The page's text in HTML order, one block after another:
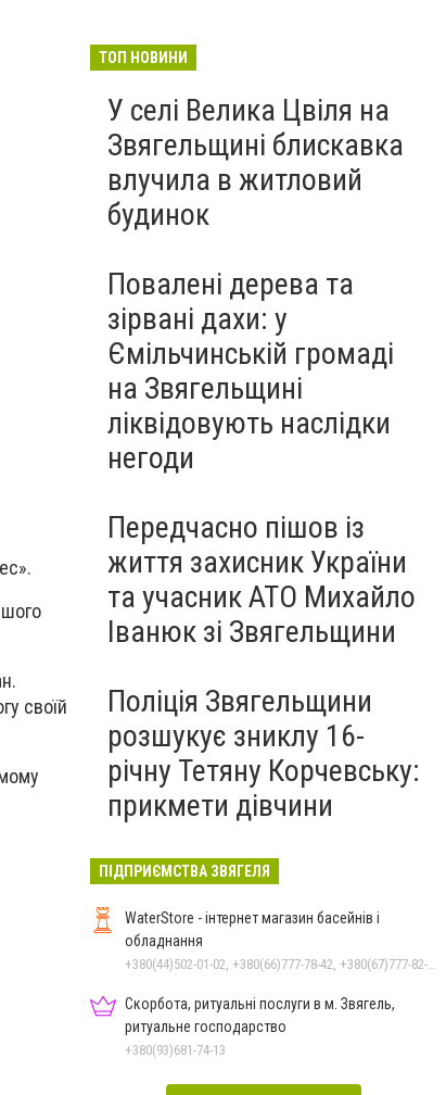
.
своїй
майбутніх водійок автобусів
ТОП НОВИНИ
У селі Велика Цвіля на
Звягельщині блискавка
влучила в житловий
будинок
Повалені дерева та
зірвані дахи: у
Ємільчинській громаді
на Звягельщині
ліквідовують наслідки
негоди
Передчасно пішов із
життя захисник України
та учасник АТО Михайло
Іванюк зі Звягельщини
Поліція Звягельщини
розшукує зниклу 16-
річну Тетяну Корчевську:
прикмети дівчини
ПІДПРИЄМСТВА ЗВЯГЕЛЯ
WaterStore - інтернет магазин басейнів і
обладнання
+380(44)502-01-02, +380(66)777-78-42, +380(67)777-82-19, +380(67)890-80-80, +380(73)890-80-80, +380(44)502-01-03
Скорбота, ритуальні послуги в м. Звягель,
ритуальне господарство
+380(93)681-74-13